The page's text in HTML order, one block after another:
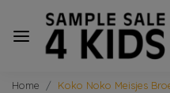
Home Koko Noko Meisjes